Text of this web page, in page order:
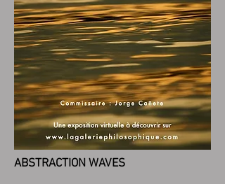
ABSTRACTION WAVES